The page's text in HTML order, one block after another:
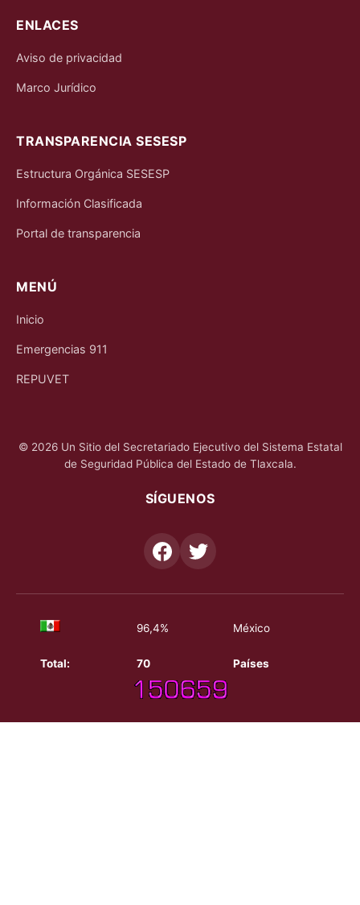
ENLACES
Aviso de privacidad
Marco Jurídico
TRANSPARENCIA SESESP
Estructura Orgánica SESESP
Información Clasificada
Portal de transparencia
MENÚ
Inicio
Emergencias 911
REPUVET
© 2026 Un Sitio del Secretariado Ejecutivo del Sistema Estatal
de Seguridad Pública del Estado de Tlaxcala.
SÍGUENOS
96,4% México
Total: 70 Países